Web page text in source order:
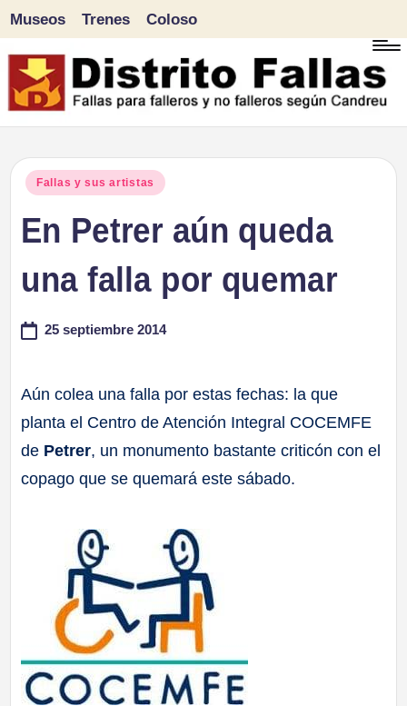
Saltar
al
Museos Trenes Coloso
Publicado
Fallas y sus artistas
En Petrer aún queda
una falla por quemar
25 septiembre 2014
Aún colea una falla por estas fechas: la que
planta el Centro de Atención Integral COCEMFE
de Petrer, un monumento bastante criticón con el
copago que se quemará este sábado.